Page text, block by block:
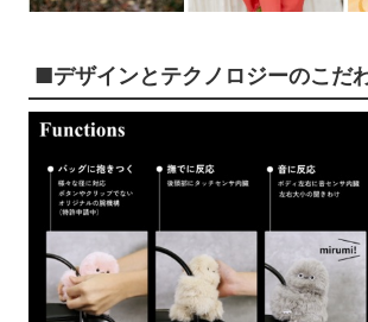
■デザインとテクノロジーのこだ